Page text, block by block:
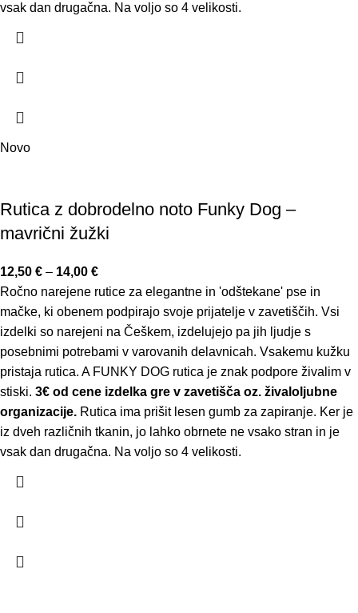
vsak dan drugačna. Na voljo so 4 velikosti.
Novo
Rutica z dobrodelno noto Funky Dog –
mavrični žužki
12,50 € – 14,00 €
Ročno narejene rutice za elegantne in 'odštekane' pse in
mačke, ki obenem podpirajo svoje prijatelje v zavetiščih. Vsi
izdelki so narejeni na Češkem, izdelujejo pa jih ljudje s
posebnimi potrebami v varovanih delavnicah. Vsakemu kužku
pristaja rutica. A FUNKY DOG rutica je znak podpore živalim v
stiski. 3€ od cene izdelka gre v zavetišča oz. živaloljubne
organizacije. Rutica ima prišit lesen gumb za zapiranje. Ker je
iz dveh različnih tkanin, jo lahko obrnete ne vsako stran in je
vsak dan drugačna. Na voljo so 4 velikosti.